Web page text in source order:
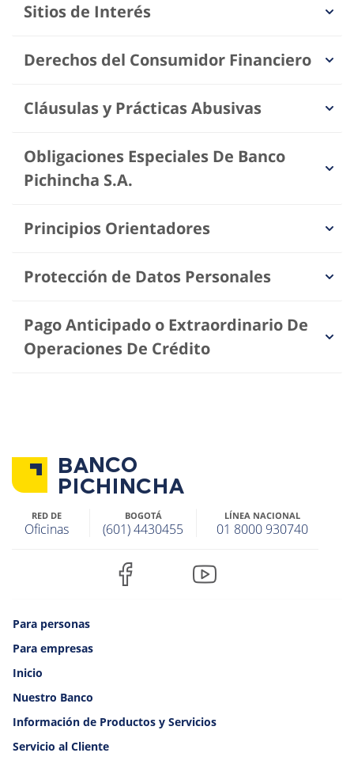
Sitios de Interés
Derechos del Consumidor Financiero
Cláusulas y Prácticas Abusivas
Obligaciones Especiales De Banco
Pichincha S.A.
Principios Orientadores
Protección de Datos Personales
Pago Anticipado o Extraordinario De
Operaciones De Crédito
RED DE
Oficinas
BOGOTÁ
(601) 4430455
LÍNEA NACIONAL
01 8000 930740
Para personas
Para empresas
Inicio
Nuestro Banco
Información de Productos y Servicios
Servicio al Cliente